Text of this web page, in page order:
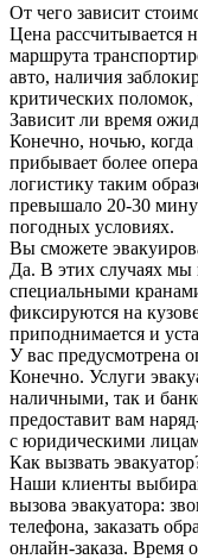
От чего зависит
Цена рассчитывается
маршрута
авто, наличия
критических
Зависит ли время
Конечно, ночью, когда
прибывает более
логистику таким
превышало 20-30
погодных условиях.
Вы сможете
Да. В этих случаях мы
специальными
фиксируются на
приподнимается и
У вас предусмотрена
Конечно. Услуги
наличными, так и
предоставит вам
с юридическими
Как вызвать
Наши клиенты
вызова эвакуатора:
телефона, заказать
онлайн-заказа. Время